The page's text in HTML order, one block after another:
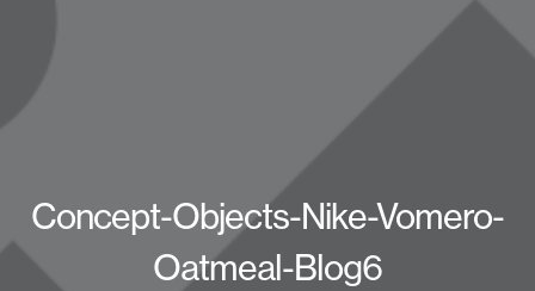
Concept-Objects-Nike-Vomero-
Oatmeal-Blog6